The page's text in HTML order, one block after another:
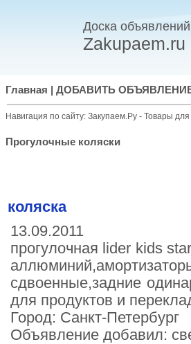
Доска объявлений
Zakupaem.ru
Главная ДОБАВИТЬ
Навигация по сайту: Закупаем.Ру - Товары для
Прогулочные коляски
коляска
13.09.2011
прогулочная lider kids
сдвоенные,задние
для продуктов и
Город: Санкт-Петербург
Объявление добавил: